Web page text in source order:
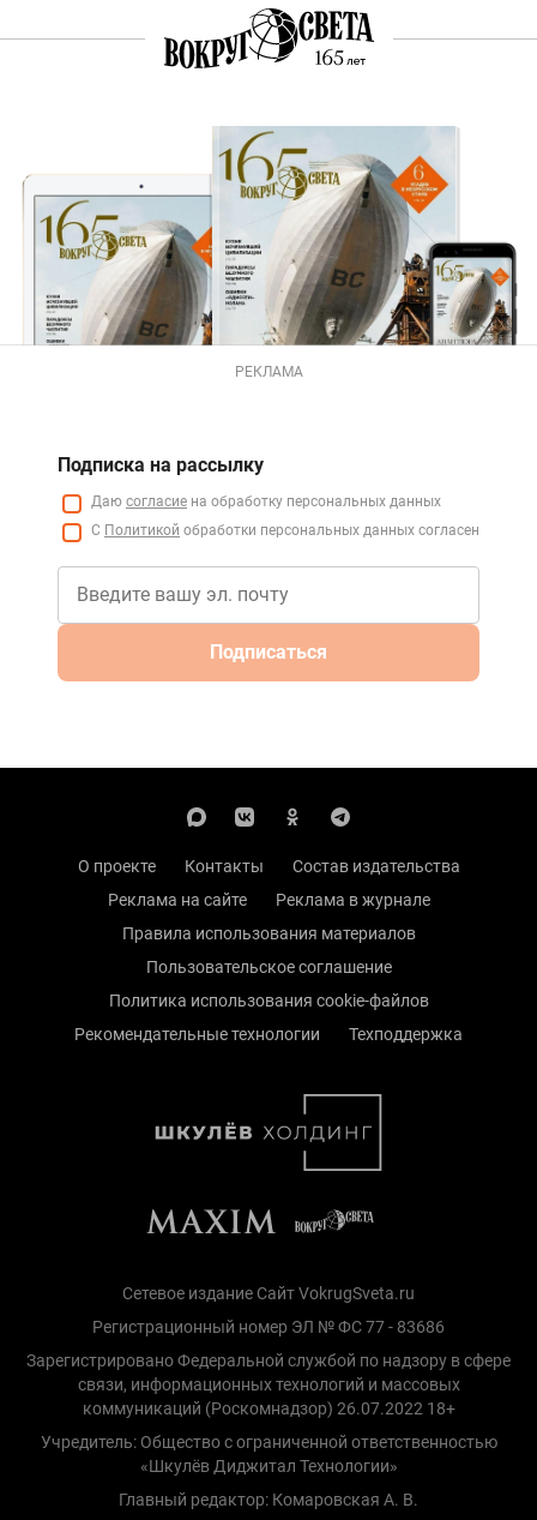
РЕКЛАМА
Подписка на рассылку
Даю согласие на обработку персональных данных
С Политикой обработки персональных данных согласен
Подписаться
О проекте Контакты
Состав издательства
Реклама на сайте
Реклама в журнале
Правила использования материалов
Пользовательское соглашение
Политика использования cookie-файлов
Рекомендательные технологии
Техподдержка
Сетевое издание Сайт VokrugSveta.ru
Регистрационный номер ЭЛ № ФС 77 - 83686
Зарегистрировано Федеральной службой по надзору в сфере
связи, информационных технологий и массовых
коммуникаций (Роскомнадзор) 26.07.2022 18+
Учредитель: Общество с ограниченной ответственностью
«Шкулёв Диджитал Технологии»
Главный редактор: Комаровская А. В.